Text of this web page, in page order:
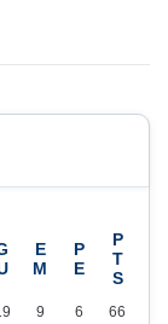
9 6 66